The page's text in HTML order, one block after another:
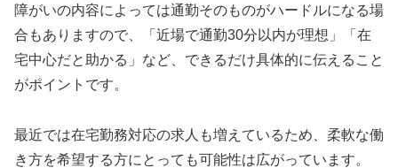
障がいの内容によっては通勤そのものがハードルになる場
合もありますので、「近場で通勤30分以内が理想」「在
宅中心だと助かる」など、できるだけ具体的に伝えること
がポイントです。
最近では在宅勤務対応の求人も増えているため、柔軟な働
き方を希望する方にとっても可能性は広がっています。